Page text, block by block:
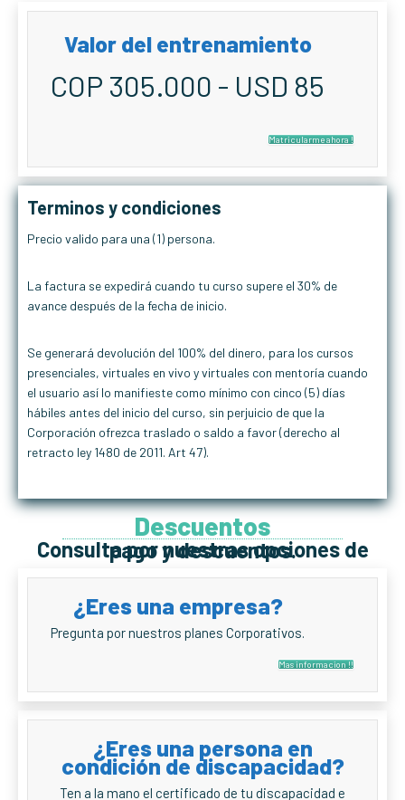
Valor del entrenamiento
COP 305.000 - USD 85
Matricularme ahora !
Terminos y condiciones
Precio valido para una (1) persona.
La factura se expedirá cuando tu curso supere el 30% de
avance después de la fecha de inicio.
Se generará devolución del 100% del dinero, para los cursos
presenciales, virtuales en vivo y virtuales con mentoría cuando
el usuario así lo manifieste como mínimo con cinco (5) días
hábiles antes del inicio del curso, sin perjuicio de que la
Corporación ofrezca traslado o saldo a favor (derecho al
retracto ley 1480 de 2011. Art 47).
Descuentos
Consulta por nuestras opciones de pago y descuentos.
¿Eres una empresa?
Pregunta por nuestros planes Corporativos.
Mas informacion !!
¿Eres una persona en
condición de discapacidad?
Ten a la mano el certificado de tu discapacidad e